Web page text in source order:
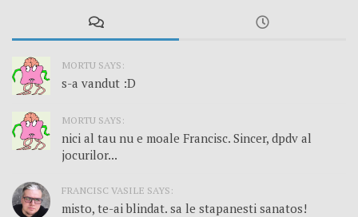
MORTU SAYS:
s-a vandut :D
MORTU SAYS:
nici al tau nu e moale Francisc. Sincer, dpdv al
jocurilor...
FRANCISC VASILE SAYS:
misto, te-ai blindat. sa le stapanesti sanatos!